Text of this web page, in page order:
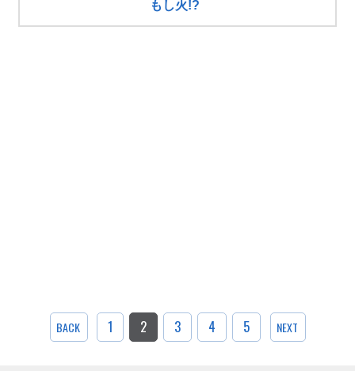
もし火!?
BACK 1 2 3 4 5 NEXT